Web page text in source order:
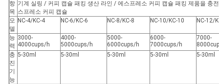
사
이
트
맵
항
목
기계 실링 / 커피 캡슐 패킹 생산 라인 / 에스프레소 커피 캡슐 패킹 제품을 충
스프레소 커피 캡슐
모
델
NC-4/KC-4 NC-6/KC-6 NC-8/KC-8 NC-10/KC-10 NC-12/
능
력
3000-
4000cups/h
4000-
5000cups/h
5000-
6000cups/h
6000-
7000cups/h
7000-
충
진
기
능
5-30ml 5-30ml 5-30ml 5-30ml 5-30ml